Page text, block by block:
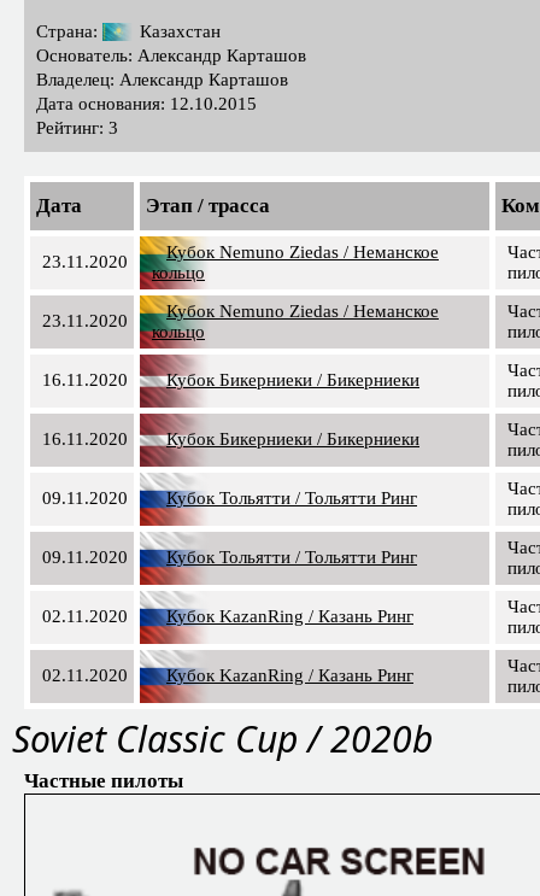
Страна:
Казахстан
Основатель: Александр Карташов
Владелец: Александр Карташов
Дата основания: 12.10.2015
Рейтинг: 3
Дата Этап / трасса
23.11.2020
Кубок Nemuno Ziedas / Неманское
кольцо
23.11.2020
Кубок Nemuno Ziedas / Неманское
кольцо
16.11.2020 Кубок Бикерниеки / Бикерниеки
16.11.2020 Кубок Бикерниеки / Бикерниеки
09.11.2020 Кубок Тольятти / Тольятти Ринг
09.11.2020 Кубок Тольятти / Тольятти Ринг
02.11.2020 Кубок KazanRing / Казань Ринг
02.11.2020 Кубок KazanRing / Казань Ринг
Soviet Classic Cup / 2020b
Частные пилоты